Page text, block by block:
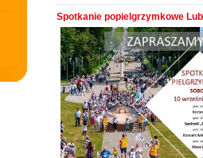
Spotkanie popielgrzymkowe